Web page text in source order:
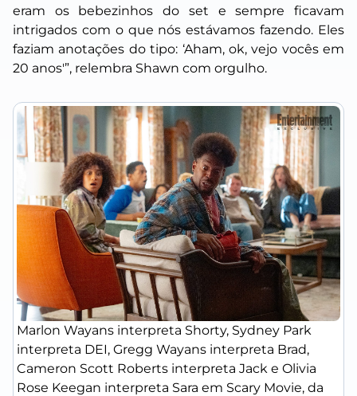
eram os bebezinhos do set e sempre ficavam
intrigados com o que nós estávamos fazendo. Eles
faziam anotações do tipo: ‘Aham, ok, vejo vocês em
20 anos'”, relembra Shawn com orgulho.
Marlon Wayans interpreta Shorty, Sydney Park
interpreta DEI, Gregg Wayans interpreta Brad,
Cameron Scott Roberts interpreta Jack e Olivia
Rose Keegan interpreta Sara em Scary Movie, da